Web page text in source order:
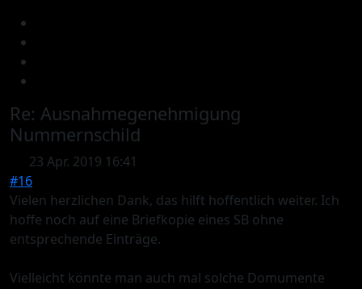
Re: Ausnahmegenehmigung
Nummernschild
23 Apr. 2019 16:41
#16
Vielen herzlichen Dank, das hilft hoffentlich weiter. Ich
hoffe noch auf eine Briefkopie eines SB ohne
entsprechende Einträge.
Vielleicht könnte man auch mal solche Domumente